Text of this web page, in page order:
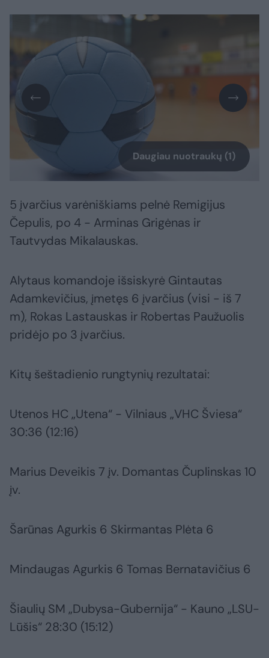
Daugiau nuotraukų (1)
5 įvarčius varėniškiams pelnė Remigijus
Čepulis, po 4 - Arminas Grigėnas ir
Tautvydas Mikalauskas.
Alytaus komandoje išsiskyrė Gintautas
Adamkevičius, įmetęs 6 įvarčius (visi - iš 7
m), Rokas Lastauskas ir Robertas Paužuolis
pridėjo po 3 įvarčius.
Kitų šeštadienio rungtynių rezultatai:
Utenos HC „Utena“ - Vilniaus „VHC Šviesa“
30:36 (12:16)
Marius Deveikis 7 įv. Domantas Čuplinskas 10
įv.
Šarūnas Agurkis 6 Skirmantas Plėta 6
Mindaugas Agurkis 6 Tomas Bernatavičius 6
Šiaulių SM „Dubysa-Gubernija“ - Kauno „LSU-
Lūšis“ 28:30 (15:12)